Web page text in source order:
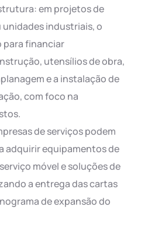
em projetos de
unidades industriais, o
financiar
utensílios de obra,
e a instalação de
com foco na
de serviços podem
adquirir equipamentos de
móvel e soluções de
a entrega das cartas
de expansão do